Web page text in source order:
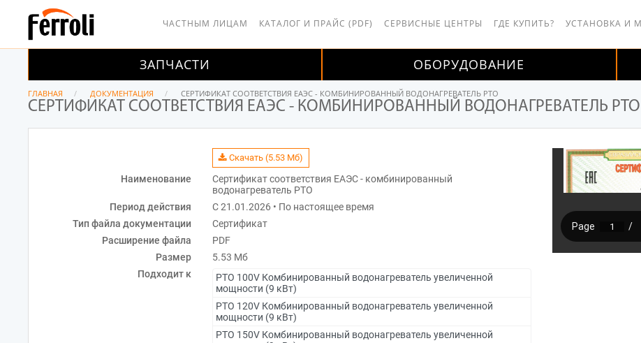
ЧАСТНЫМ ЛИЦАМ КАТАЛОГ И ПРАЙС (PDF) СЕРВИСНЫЕ ЦЕНТРЫ ГДЕ КУПИТЬ? УСТАНОВКА И
ЗАПЧАСТИ ОБОРУДОВАНИЕ
ГЛАВНАЯ ДОКУМЕНТАЦИЯ СЕРТИФИКАТ СООТВЕТСТВИЯ ЕАЭС - КОМБИНИРОВАННЫЙ ВОДОНАГРЕВАТЕЛЬ PTO
СЕРТИФИКАТ СООТВЕТСТВИЯ ЕАЭС - КОМБИНИРОВАННЫЙ ВОДОНАГРЕВАТЕЛЬ PTO
Скачать (5.53 Мб)
Наименование
Сертификат соответствия ЕАЭС - комбинированный
водонагреватель PTO
Период действия
С 21.01.2026 • По настоящее время
Тип файла документации
Сертификат
Расширение файла
PDF
Размер
5.53 Мб
Подходит к
PTO 100V Комбинированный водонагреватель увеличенной
мощности (9 кВт)
PTO 120V Комбинированный водонагреватель увеличенной
мощности (9 кВт)
PTO 150V Комбинированный водонагреватель увеличенной